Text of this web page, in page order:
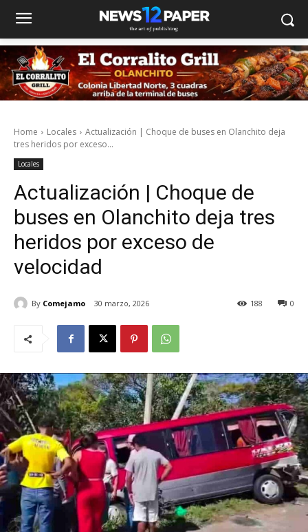
Home Locales
Actualización | Choque de buses en Olanchito deja
tres heridos por exceso...
Locales
Actualización | Choque de
buses en Olanchito deja tres
heridos por exceso de
velocidad
By Comejamo 30 marzo, 2026 0
188